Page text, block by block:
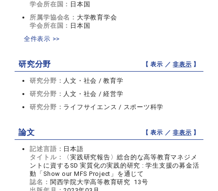
学会所在国： 日本国
所属学協会名： 大学教育学会
学会所在国： 日本国
全件表示 >>
研究分野 【 表示 ／非表示 】
研究分野： 人文・社会 / 教育学
研究分野： 人文・社会 / 経営学
研究分野： ライフサイエンス / スポーツ科学
論文 【 表示 ／非表示 】
記述言語： 日本語
タイトル：
〈実践研究報告〉総合的な高等教育マネジメ
ントに資するSD 実質化の実践的研究 : 学生支援の募金活
動「Show our MFS Project」を通じて
誌名： 関西学院大学高等教育研究 13号